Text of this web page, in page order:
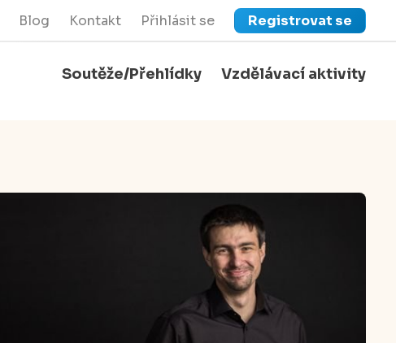
Blog Kontakt Přihlásit se Registrovat se
Soutěže/Přehlídky Vzdělávací aktivity